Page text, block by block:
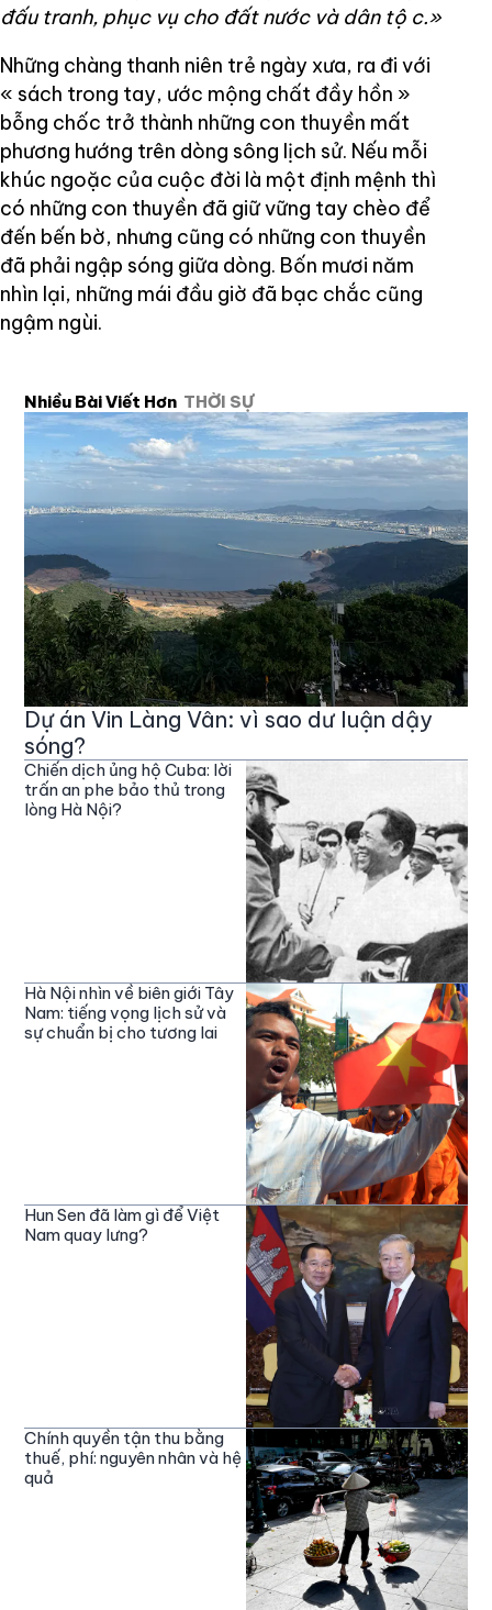
đấu tranh, phục vụ cho đất nước và dân tộ c.»
Những chàng thanh niên trẻ ngày xưa, ra đi với
« sách trong tay, ước mộng chất đầy hồn »
bỗng chốc trở thành những con thuyền mất
phương hướng trên dòng sông lịch sử. Nếu mỗi
khúc ngoặc của cuộc đời là một định mệnh thì
có những con thuyền đã giữ vững tay chèo để
đến bến bờ, nhưng cũng có những con thuyền
đã phải ngập sóng giữa dòng. Bốn mươi năm
nhìn lại, những mái đầu giờ đã bạc chắc cũng
ngậm ngùi.
Nhiều Bài Viết Hơn THỜI SỰ
Dự án Vin Làng Vân: vì sao dư luận dậy
sóng?
Chiến dịch ủng hộ Cuba: lời
trấn an phe bảo thủ trong
lòng Hà Nội?
Hà Nội nhìn về biên giới Tây
Nam: tiếng vọng lịch sử và
sự chuẩn bị cho tương lai
Hun Sen đã làm gì để Việt
Nam quay lưng?
Chính quyền tận thu bằng
thuế, phí: nguyên nhân và hệ
quả